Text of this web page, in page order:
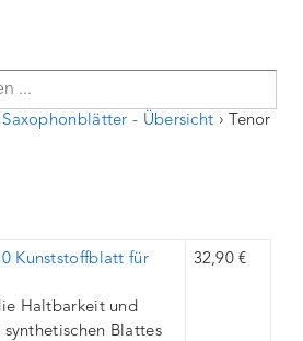
Saxophonblätter - Übersicht › Tenor
Kunststoffblatt für
Haltbarkeit und
Blattes
32,90 €